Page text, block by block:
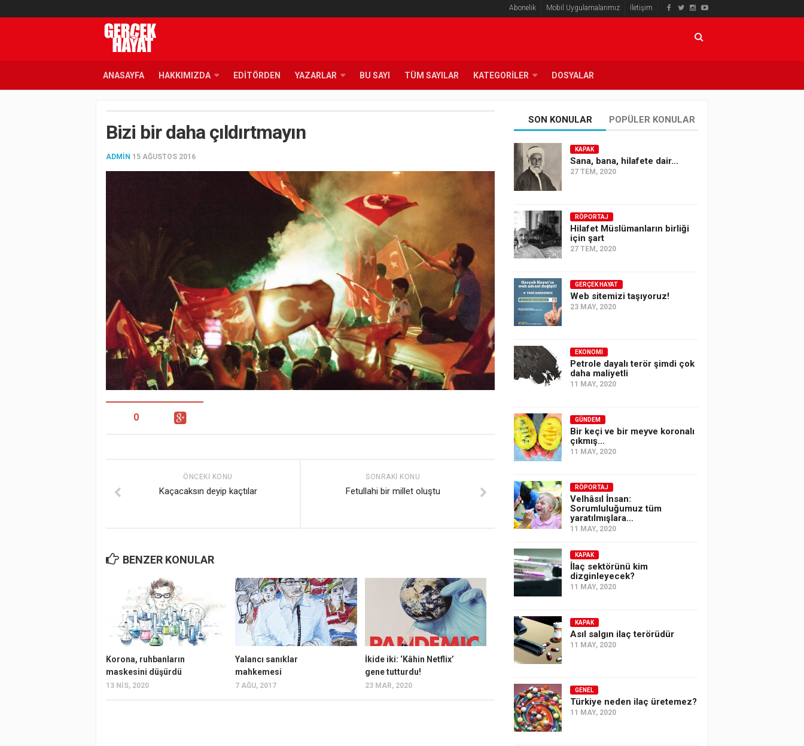
Abonelik Mobil Uygulamalarımız İletişim
ANASAYFA HAKKIMIZDA EDITÖRDEN YAZARLAR BU SAYI TÜM SAYILAR KATEGORILER DOSYALAR
Bizi bir daha çıldırtmayın
ADMIN 15 AĞUSTOS 2016
0
SONRAKI KONU
Fetullahi bir millet oluştu
ÖNCEKI KONU
Kaçacaksın deyip kaçtılar
BENZER KONULAR
Korona, ruhbanların
maskesini düşürdü
13 NIS, 2020
Yalancı sanıklar
mahkemesi
7 AĞU, 2017
İkide iki: ‘Kâhin Netflix’
gene tutturdu!
23 MAR, 2020
SON KONULAR POPÜLER KONULAR
KAPAK
Sana, bana, hilafete dair…
27 TEM, 2020
RÖPORTAJ
Hilafet Müslümanların birliği
için şart
27 TEM, 2020
GERÇEK HAYAT
Web sitemizi taşıyoruz!
23 MAY, 2020
EKONOMI
Petrole dayalı terör şimdi çok
daha maliyetli
11 MAY, 2020
GÜNDEM
Bir keçi ve bir meyve koronalı
çıkmış…
11 MAY, 2020
RÖPORTAJ
Velhâsıl İnsan:
Sorumluluğumuz tüm
yaratılmışlara…
11 MAY, 2020
KAPAK
İlaç sektörünü kim
dizginleyecek?
11 MAY, 2020
KAPAK
Asıl salgın ilaç terörüdür
11 MAY, 2020
GENEL
Türkiye neden ilaç üretemez?
11 MAY, 2020